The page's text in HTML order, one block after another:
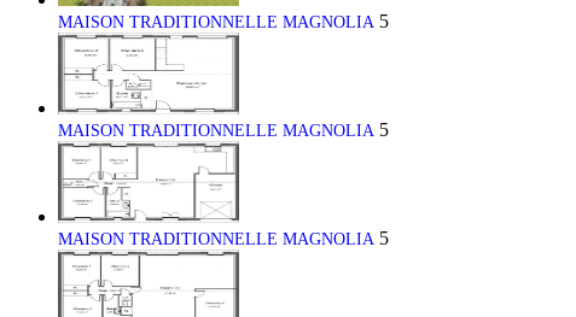
MAISON TRADITIONNELLE MAGNOLIA 5
MAISON TRADITIONNELLE MAGNOLIA 5
MAISON TRADITIONNELLE MAGNOLIA 5